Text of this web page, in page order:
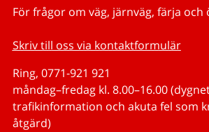
För frågor om väg, järnväg, färja och
Skriv till oss via kontaktformulär
Ring, 0771-921 921
måndag–fredag kl. 8.00–16.00
trafikinformation och akuta fel som
åtgärd)